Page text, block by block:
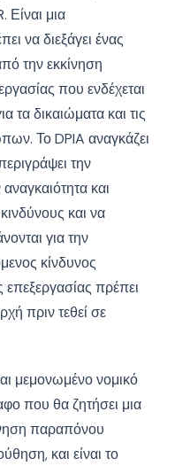
Είναι μια
να διεξάγει ένας
την εκκίνηση
που ενδέχεται
τα δικαιώματα και τις
Το DPIA αναγκάζει
την
και
και να
για την
κίνδυνος
πρέπει
πριν τεθεί σε
μεμονωμένο νομικό
που θα ζητήσει μια
παραπόνου
και είναι το